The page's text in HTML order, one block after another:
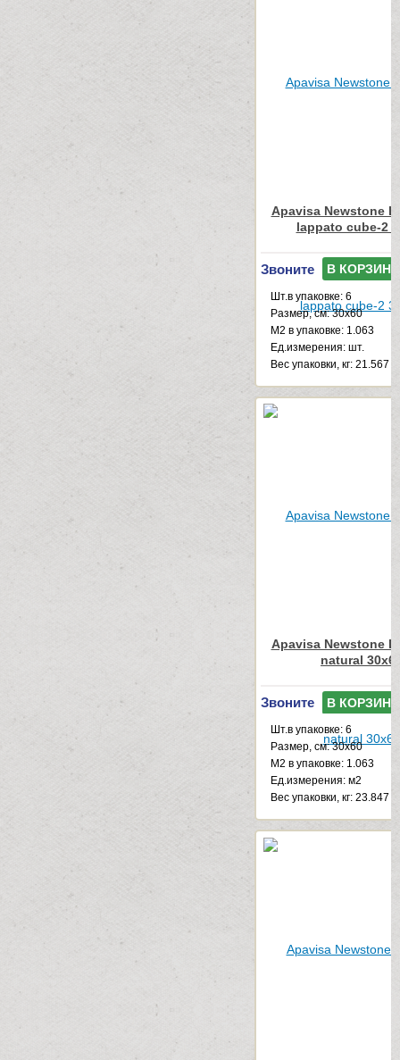
Apavisa Newstone
lappato cube-2
Звоните В КОРЗИНУ
Шт.в упаковке: 6
Размер, см: 30x60
М2 в упаковке: 1.063
Ед.измерения: шт.
Веc упаковки, кг: 21.567
Apavisa Newstone
natural
Звоните В КОРЗИНУ
Шт.в упаковке: 6
Размер, см: 30x60
М2 в упаковке: 1.063
Ед.измерения: м2
Веc упаковки, кг: 23.847